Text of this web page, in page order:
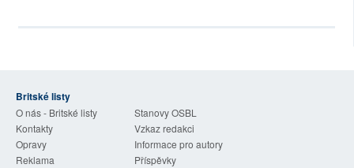
RUBRIKY
PLNÁ VERZE STRÁNEK
Britské listy
O nás - Britské listy
Stanovy OSBL
Kontakty
Vzkaz redakci
Opravy
Informace pro autory
Reklama
Příspěvky